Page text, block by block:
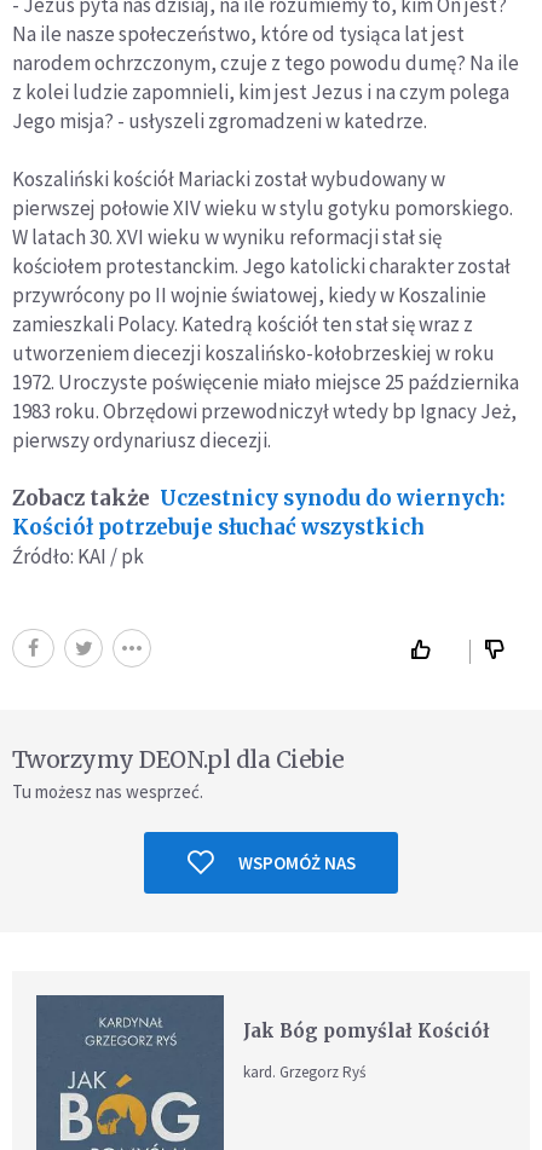
Na ile nasze społeczeństwo, które od tysiąca lat jest
narodem ochrzczonym, czuje z tego powodu dumę? Na ile
z kolei ludzie zapomnieli, kim jest Jezus i na czym polega
Jego misja? - usłyszeli zgromadzeni w katedrze.
Koszaliński kościół Mariacki został wybudowany w
pierwszej połowie XIV wieku w stylu gotyku pomorskiego.
W latach 30. XVI wieku w wyniku reformacji stał się
kościołem protestanckim. Jego katolicki charakter został
przywrócony po II wojnie światowej, kiedy w Koszalinie
zamieszkali Polacy. Katedrą kościół ten stał się wraz z
utworzeniem diecezji koszalińsko-kołobrzeskiej w roku
1972. Uroczyste poświęcenie miało miejsce 25 października
1983 roku. Obrzędowi przewodniczył wtedy bp Ignacy Jeż,
pierwszy ordynariusz diecezji.
Zobacz także Uczestnicy synodu do wiernych:
Kościół potrzebuje słuchać wszystkich
Źródło: KAI / pk
Tworzymy DEON.pl dla Ciebie
Tu możesz nas wesprzeć.
WSPOMÓŻ NAS
Jak Bóg pomyślał Kościół
kard. Grzegorz Ryś